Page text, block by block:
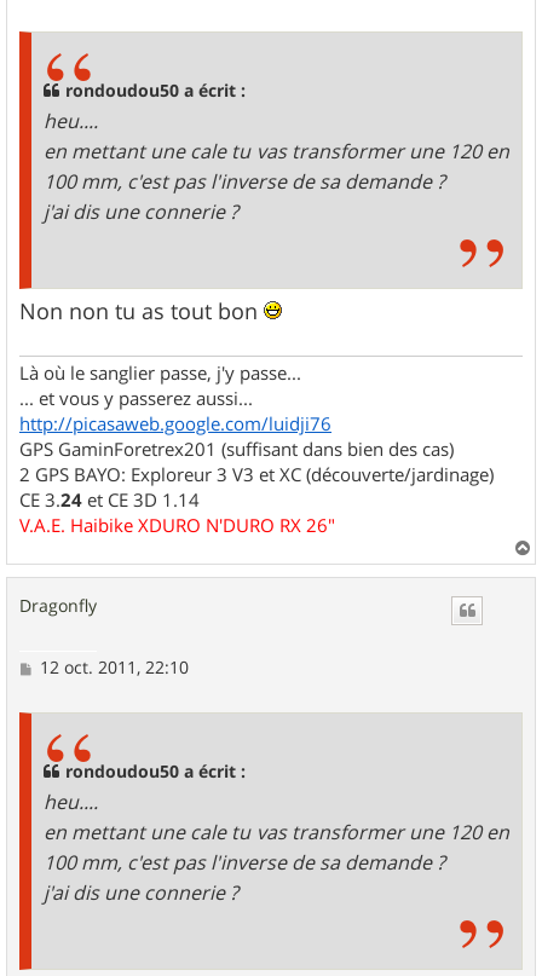
rondoudou50 a écrit :
heu....
en mettant une cale tu vas transformer une 120 en
100 mm, c'est pas l'inverse de sa demande ?
j'ai dis une connerie ?
Non non tu as tout bon
Là où le sanglier passe, j'y passe...
... et vous y passerez aussi...
http://picasaweb.google.com/luidji76
GPS GaminForetrex201 (suffisant dans bien des cas)
2 GPS BAYO: Exploreur 3 V3 et XC (découverte/jardinage)
CE 3.24 et CE 3D 1.14
V.A.E. Haibike XDURO N'DURO RX 26"
a
Dragonfly
M12 oct. 2011, 22:10
rondoudou50 a écrit :
heu....
en mettant une cale tu vas transformer une 120 en
100 mm, c'est pas l'inverse de sa demande ?
j'ai dis une connerie ?